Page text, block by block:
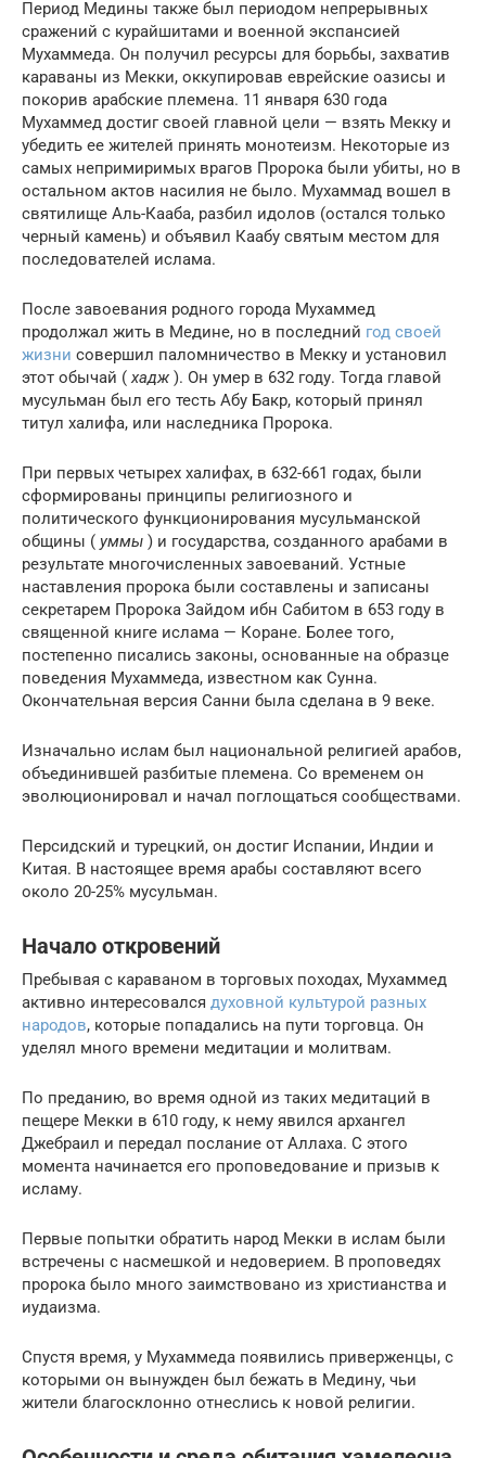
Период Медины также был периодом непрерывных
сражений с курайшитами и военной экспансией
Мухаммеда. Он получил ресурсы для борьбы, захватив
караваны из Мекки, оккупировав еврейские оазисы и
покорив арабские племена. 11 января 630 года
Мухаммед достиг своей главной цели — взять Мекку и
убедить ее жителей принять монотеизм. Некоторые из
самых непримиримых врагов Пророка были убиты, но в
остальном актов насилия не было. Мухаммад вошел в
святилище Аль-Кааба, разбил идолов (остался только
черный камень) и объявил Каабу святым местом для
последователей ислама.
После завоевания родного города Мухаммед
продолжал жить в Медине, но в последний год своей
жизни совершил паломничество в Мекку и установил
этот обычай ( хадж ). Он умер в 632 году. Тогда главой
мусульман был его тесть Абу Бакр, который принял
титул халифа, или наследника Пророка.
При первых четырех халифах, в 632-661 годах, были
сформированы принципы религиозного и
политического функционирования мусульманской
общины ( уммы ) и государства, созданного арабами в
результате многочисленных завоеваний. Устные
наставления пророка были составлены и записаны
секретарем Пророка Зайдом ибн Сабитом в 653 году в
священной книге ислама — Коране. Более того,
постепенно писались законы, основанные на образце
поведения Мухаммеда, известном как Сунна.
Окончательная версия Санни была сделана в 9 веке.
Изначально ислам был национальной религией арабов,
объединившей разбитые племена. Со временем он
эволюционировал и начал поглощаться сообществами.
Персидский и турецкий, он достиг Испании, Индии и
Китая. В настоящее время арабы составляют всего
около 20-25% мусульман.
Начало откровений
Пребывая с караваном в торговых походах, Мухаммед
активно интересовался духовной культурой разных
народов, которые попадались на пути торговца. Он
уделял много времени медитации и молитвам.
По преданию, во время одной из таких медитаций в
пещере Мекки в 610 году, к нему явился архангел
Джебраил и передал послание от Аллаха. С этого
момента начинается его проповедование и призыв к
исламу.
Первые попытки обратить народ Мекки в ислам были
встречены с насмешкой и недоверием. В проповедях
пророка было много заимствовано из христианства и
иудаизма.
Спустя время, у Мухаммеда появились приверженцы, с
которыми он вынужден был бежать в Медину, чьи
жители благосклонно отнеслись к новой религии.